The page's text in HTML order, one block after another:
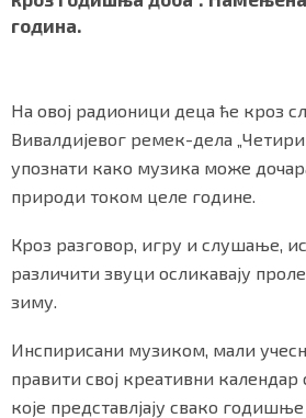
o
o
e
r
A
година.
На овој радионици деца ће кроз
Вивалдијевог ремек-дела
упознати како музика може
природи током целе године.
Кроз разговор, игру и слушање,
различити звуци осликавају
зиму.
Инспирисани музиком, мали
правити свој креативни календар
које представлјају свако годишње
СРБИЈА
ЖИВОТ И СТИЛ
СПОРТ